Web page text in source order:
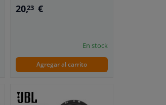
20,23 €
En stock
Agregar al carrito